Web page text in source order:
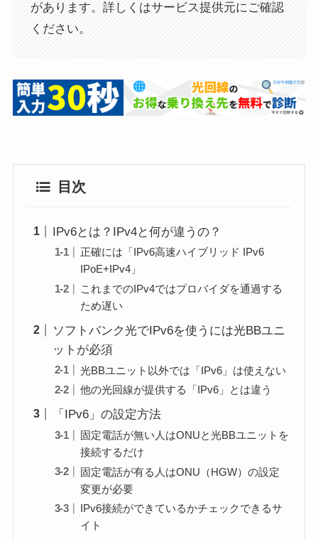
があります。詳しくはサービス提供元にご確認
ください。
目次
IPv6とは？IPv4と何が違うの？
正確には「IPv6高速ハイブリッド IPv6
IPoE+IPv4」
これまでのIPv4ではプロバイダを通過する
ため遅い
ソフトバンク光でIPv6を使うには光BBユニ
ットが必須
光BBユニット以外では「IPv6」は使えない
他の光回線が提供する「IPv6」とは違う
「IPv6」の設定方法
固定電話が無い人はONUと光BBユニットを
接続するだけ
固定電話が有る人はONU（HGW）の設定
変更が必要
IPv6接続ができているかチェックできるサ
イト